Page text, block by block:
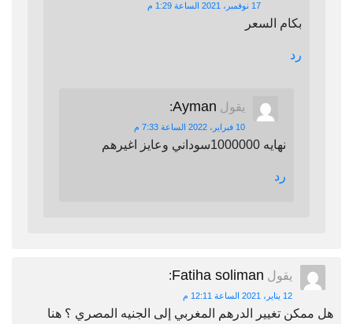
17 نوفمبر، 2021 الساعة 1:29 م
بكام السعر
رد
يقول Ayman
:
10 فبراير، 2022 الساعة 7:33 م
نهايه 1000000سوداني وعايز اغيرهم
رد
يقول Fatiha soliman
:
12 يناير، 2021 الساعة 12:11 م
هل ممكن تغيير الدرهم المغربي إلى الجنيه المصري ؟ هنا